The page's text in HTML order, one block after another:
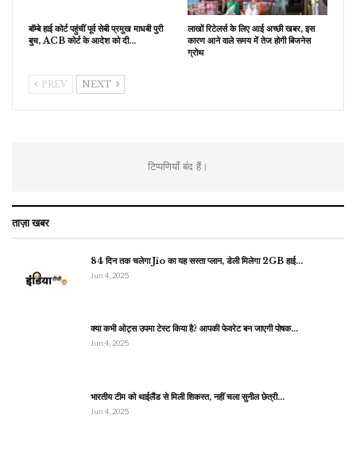
बॉम्बे हाई कोर्ट पहुंचीं पूर्व सेबी प्रमुख माधबी पुरी
बुच, ACB कोर्ट के आदेश को दी…
लाखों रिटेलर्स के लिए आई अच्छी खबर, इस
कारण आने वाले समय में तेज होगी बिजनेस
ग्रोथ
PREV NEXT
टिप्पणियाँ बंद हैं।
ताज़ा खबर
84 दिन तक चलेगा Jio का यह सस्ता प्लान, डेली मिलेगा 2GB हाई…
Jun 4, 2025
क्या कभी ओट्स उपमा टेस्ट किया है? आपकी फेवरेट बन जाएगी पोषक…
Jun 4, 2025
भारतीय टीम को थाईलैंड से मिली शिकस्त, नहीं चला सुनील छेत्री…
Jun 4, 2025